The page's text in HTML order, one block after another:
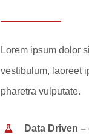
Lorem ipsum dolor
vestibulum, laoreet
pharetra vulputate.
Data Driven –